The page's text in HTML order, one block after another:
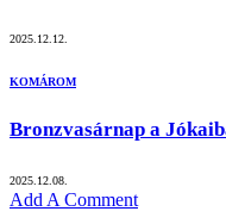
2025.12.12.
KOMÁROM
Bronzvasárnap a
2025.12.08.
Add A Comment